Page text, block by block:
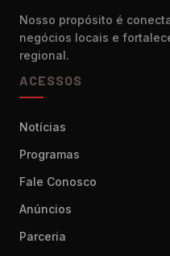
Nosso propósito é
negócios locais e
regional.
ACESSOS
Notícias
Programas
Fale Conosco
Anúncios
Parceria